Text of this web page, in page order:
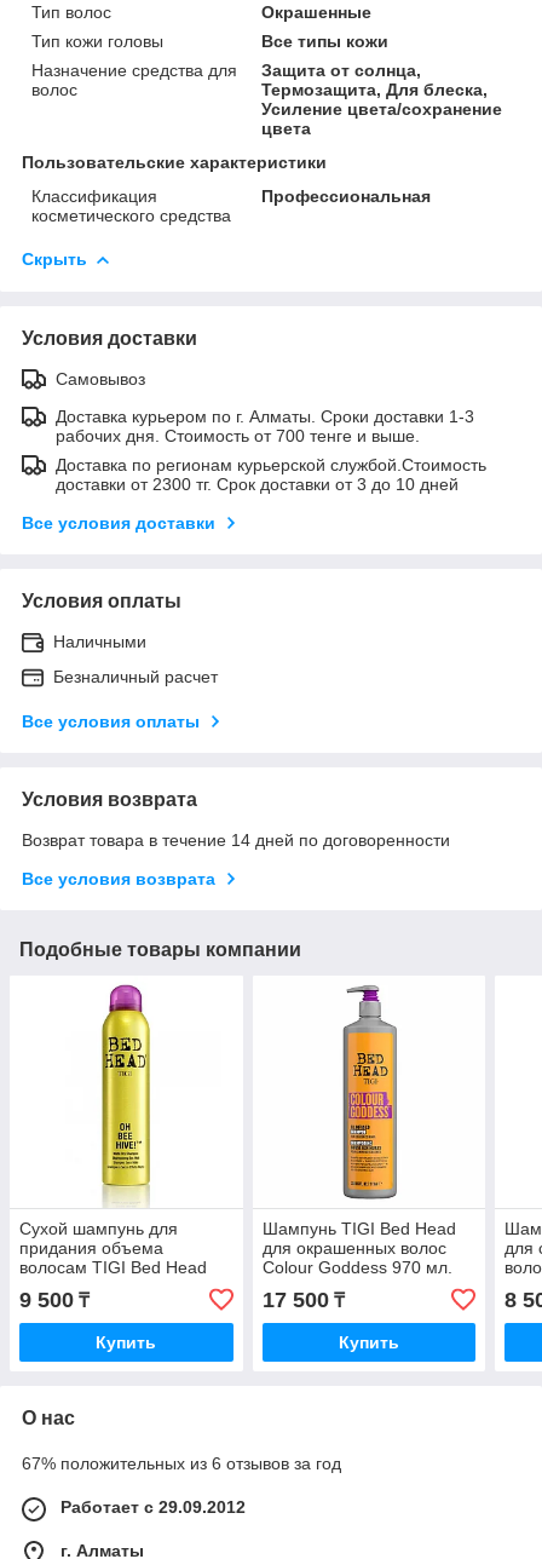
Тип волос
Окрашенные
Тип кожи головы
Все типы кожи
Назначение средства для
волос
Защита от солнца,
Термозащита, Для блеска,
Усиление цвета/сохранение
цвета
Пользовательские характеристики
Классификация
косметического средства
Профессиональная
Скрыть
Условия доставки
Самовывоз
Доставка курьером по г. Алматы. Сроки доставки 1-3
рабочих дня. Стоимость от 700 тенге и выше.
Доставка по регионам курьерской службой.Стоимость
доставки от 2300 тг. Срок доставки от 3 до 10 дней
Все условия доставки
Условия оплаты
Наличными
Безналичный расчет
Все условия оплаты
Условия возврата
Возврат товара в течение 14 дней по договоренности
Все условия возврата
Подобные товары компании
Сухой шампунь для
придания объема
волосам TIGI Bed Head
Oh Bee Hive 238 мл.
9 500 ₸
Купить
Шампунь TIGI Bed Head
для окрашенных волос
Colour Goddess 970 мл.
17 500₸
Купить
для
8
О нас
67% положительных из 6 отзывов за год
Работает с 29.09.2012
г. Алматы